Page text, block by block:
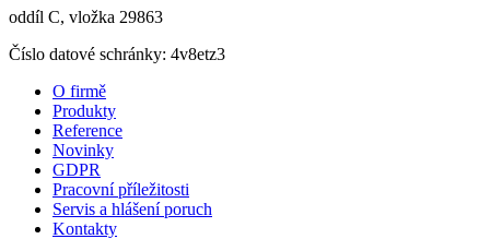
oddíl C, vložka 29863
Číslo datové schránky: 4v8etz3
O firmě
Produkty
Reference
Novinky
GDPR
Pracovní příležitosti
Servis a hlášení poruch
Kontakty